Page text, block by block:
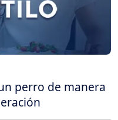
perro de manera